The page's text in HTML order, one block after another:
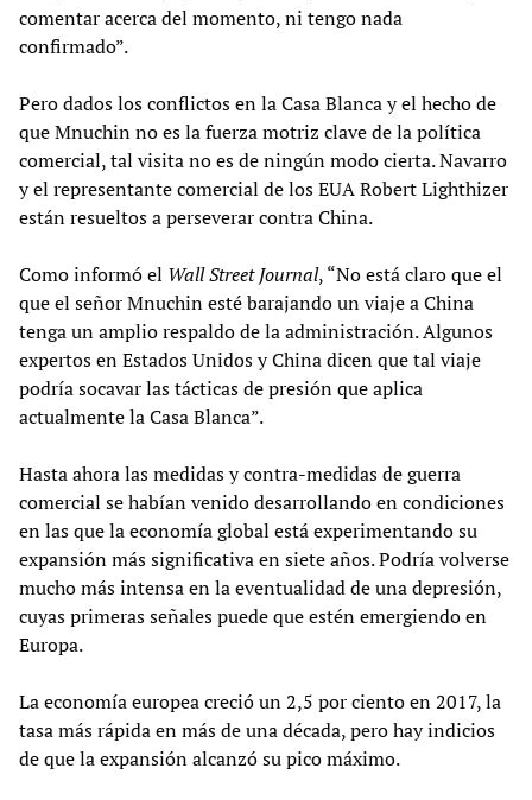
comentar acerca del momento, ni tengo nada
confirmado”.
Pero dados los conflictos en la Casa Blanca y el hecho de
que Mnuchin no es la fuerza motriz clave de la política
comercial, tal visita no es de ningún modo cierta. Navarro
y el representante comercial de los EUA Robert Lighthizer
están resueltos a perseverar contra China.
Como informó el Wall Street Journal, “No está claro que el
que el señor Mnuchin esté barajando un viaje a China
tenga un amplio respaldo de la administración. Algunos
expertos en Estados Unidos y China dicen que tal viaje
podría socavar las tácticas de presión que aplica
actualmente la Casa Blanca”.
Hasta ahora las medidas y contra-medidas de guerra
comercial se habían venido desarrollando en condiciones
en las que la economía global está experimentando su
expansión más significativa en siete años. Podría volverse
mucho más intensa en la eventualidad de una depresión,
cuyas primeras señales puede que estén emergiendo en
Europa.
La economía europea creció un 2,5 por ciento en 2017, la
tasa más rápida en más de una década, pero hay indicios
de que la expansión alcanzó su pico máximo.